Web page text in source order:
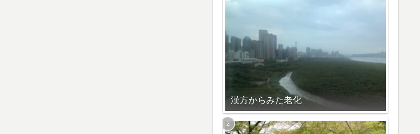
漢方からみた老化